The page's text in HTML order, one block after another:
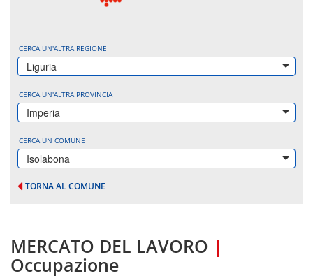
CERCA UN'ALTRA REGIONE
Liguria
CERCA UN'ALTRA PROVINCIA
Imperia
CERCA UN COMUNE
Isolabona
TORNA AL COMUNE
MERCATO DEL LAVORO |
Occupazione